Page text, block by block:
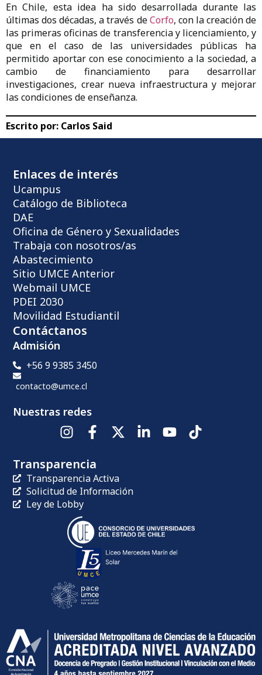
En Chile, esta idea ha sido desarrollada durante las
últimas dos décadas, a través deCorfo, con la creación de
las primeras oficinas de transferencia y licenciamiento, y
que en el caso de las universidades públicas ha
permitido aportar con ese conocimiento a la sociedad, a
cambio de financiamiento para desarrollar
investigaciones, crear nueva infraestructura y mejorar
las condiciones de enseñanza.
Escrito por: Carlos Said
Enlaces de interés
Ucampus
Catálogo de Biblioteca
DAE
Oficina de Género y Sexualidades
Trabaja con nosotros/as
Abastecimiento
Sitio UMCE Anterior
Webmail UMCE
PDEI 2030
Movilidad Estudiantil
Contáctanos
Admisión
+56 9 9385 3450
contacto@umce.cl
Nuestras redes
Transparencia
Transparencia Activa
Solicitud de Información
Ley de Lobby